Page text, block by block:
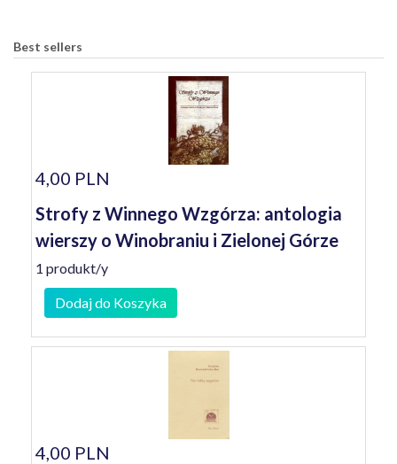
Best sellers
4,00 PLN
Strofy z Winnego Wzgórza: antologia
wierszy o Winobraniu i Zielonej Górze
1 produkt/y
Dodaj do Koszyka
4,00 PLN